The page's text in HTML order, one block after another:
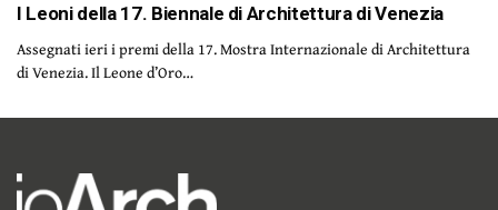
I Leoni della 17. Biennale di Architettura di Venezia
Assegnati ieri i premi della 17. Mostra Internazionale di Architettura
di Venezia. Il Leone d’Oro…